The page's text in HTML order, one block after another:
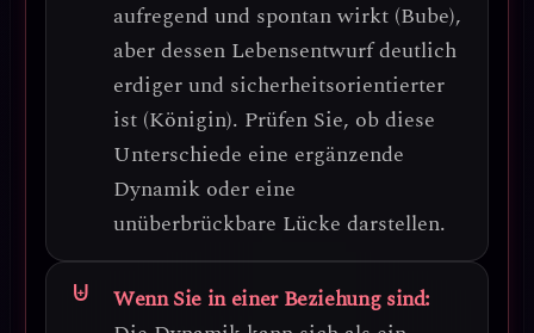
aufregend und spontan wirkt (Bube),
aber dessen Lebensentwurf deutlich
erdiger und sicherheitsorientierter
ist (Königin). Prüfen Sie, ob diese
Unterschiede eine ergänzende
Dynamik oder eine
unüberbrückbare Lücke darstellen.
Wenn Sie in einer Beziehung sind: